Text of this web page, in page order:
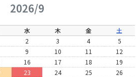
2026/9
水 木 金
土
2 3 4
5
9 10 11
12
16 17 18
19
23 24 25
26